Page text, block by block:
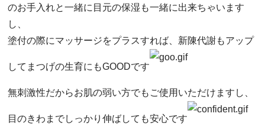
のお手入れと一緒に目元の保湿も一緒に出来ちゃいます
し、
塗付の際にマッサージをプラスすれば、新陳代謝もアップ
してまつげの生育にもGOODです
無刺激性だからお肌の弱い方でもご使用いただけますし、
目のきわまでしっかり伸ばしても安心です